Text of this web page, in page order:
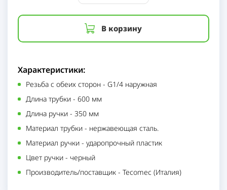
В корзину
Характеристики:
Резьба с обеих сторон - G1/4 наружная
Длина трубки - 600 мм
Длина ручки - 350 мм
Материал трубки - нержавеющая сталь.
Материал ручки - ударопрочный пластик
Цвет ручки - черный
Производитель/поставщик - Tecomec (Италия)